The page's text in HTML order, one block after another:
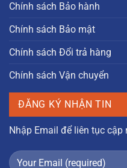
Chính sách Bảo hành
Chính sách Bảo mật
Chính sách Đổi trả hàng
Chính sách Vận chuyển
ĐĂNG KÝ NHẬN TIN
Nhập Email để liên tục